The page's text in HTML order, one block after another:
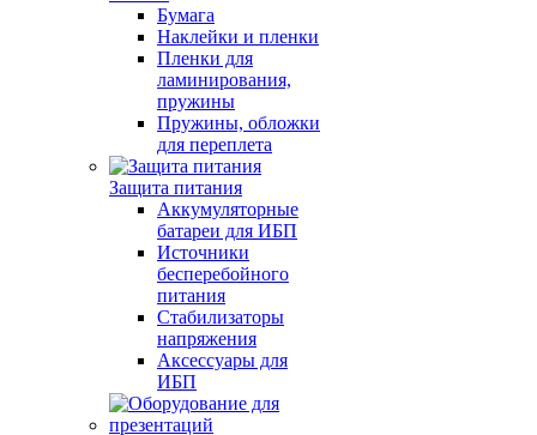
Бумага
Наклейки и пленки
Пленки для
ламинирования,
пружины
Пружины, обложки
для переплета
Защита питания
Аккумуляторные
батареи для ИБП
Источники
бесперебойного
питания
Стабилизаторы
напряжения
Аксессуары для
ИБП